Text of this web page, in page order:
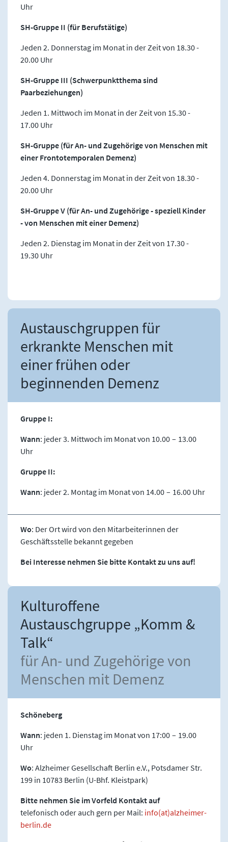
Uhr
SH-Gruppe II (für Berufstätige)
Jeden 2. Donnerstag im Monat in der Zeit von 18.30 -
20.00 Uhr
SH-Gruppe III (Schwerpunktthema sind
Paarbeziehungen)
Jeden 1. Mittwoch im Monat in der Zeit von 15.30 -
17.00 Uhr
SH-Gruppe (für An- und Zugehörige von Menschen mit
einer Frontotemporalen Demenz)
Jeden 4. Donnerstag im Monat in der Zeit von 18.30 -
20.00 Uhr
SH-Gruppe V (für An- und Zugehörige - speziell Kinder
- von Menschen mit einer Demenz)
Jeden 2. Dienstag im Monat in der Zeit von 17.30 -
19.30 Uhr
Austauschgruppen für
erkrankte Menschen mit
einer frühen oder
beginnenden Demenz
Gruppe I:
Wann: jeder 3. Mittwoch im Monat von 10.00 – 13.00
Uhr
Gruppe II:
Wann: jeder 2. Montag im Monat von 14.00 – 16.00 Uhr
Wo: Der Ort wird von den Mitarbeiterinnen der
Geschäftsstelle bekannt gegeben
Bei Interesse nehmen Sie bitte Kontakt zu uns auf!
Kulturoffene
Austauschgruppe „Komm &
Talk“
für An- und Zugehörige von
Menschen mit Demenz
Schöneberg
Wann: jeden 1. Dienstag im Monat von 17:00 – 19.00
Uhr
Wo: Alzheimer Gesellschaft Berlin e.V., Potsdamer Str.
199 in 10783 Berlin (U-Bhf. Kleistpark)
Bitte nehmen Sie im Vorfeld Kontakt auf
telefonisch oder auch gern per Mail: info(at)alzheimer-
berlin.de